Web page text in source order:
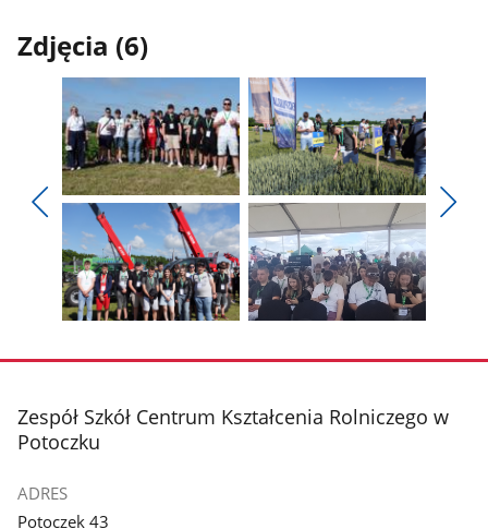
Zdjęcia (6)
Pokaż
poprzednie
zdjęcia
Pokaż
zdjęcie
1
z
galerii.
Pokaż
zdjęcie
2
z
galerii.
zdjęcie
z
galerii.
zdjęcie
galerii.
stopka
Zespół Szkół Centrum Kształcenia Rolniczego w
Potoczku
ADRES
Potoczek 43